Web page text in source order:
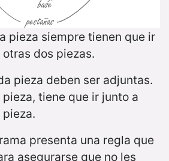
pieza siempre tienen que ir
dos piezas.
pieza deben ser adjuntas.
tiene que ir junto a
presenta una regla que
asegurarse que no les